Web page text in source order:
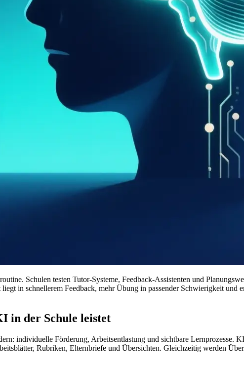
Schulen testen Tutor-Systeme, Feedback-Assistenten und
in schnellerem Feedback, mehr Übung in passender Schwierigkeit und
in der Schule leistet
individuelle Förderung, Arbeitsentlastung und sichtbare Lernprozesse.
Rubriken, Elternbriefe und Übersichten. Gleichzeitig werden